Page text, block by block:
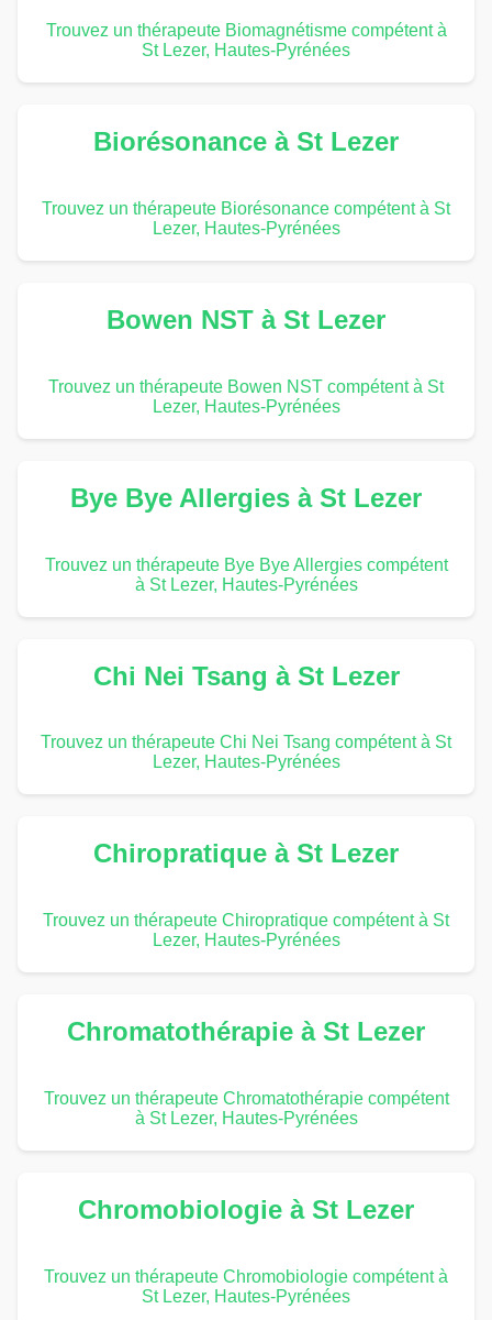
Trouvez un thérapeute Biomagnétisme compétent à
St Lezer, Hautes-Pyrénées
Biorésonance à St Lezer
Trouvez un thérapeute Biorésonance compétent à St
Lezer, Hautes-Pyrénées
Bowen NST à St Lezer
Trouvez un thérapeute Bowen NST compétent à St
Lezer, Hautes-Pyrénées
Bye Bye Allergies à St Lezer
Trouvez un thérapeute Bye Bye Allergies compétent
à St Lezer, Hautes-Pyrénées
Chi Nei Tsang à St Lezer
Trouvez un thérapeute Chi Nei Tsang compétent à St
Lezer, Hautes-Pyrénées
Chiropratique à St Lezer
Trouvez un thérapeute Chiropratique compétent à St
Lezer, Hautes-Pyrénées
Chromatothérapie à St Lezer
Trouvez un thérapeute Chromatothérapie compétent
à St Lezer, Hautes-Pyrénées
Chromobiologie à St Lezer
Trouvez un thérapeute Chromobiologie compétent à
St Lezer, Hautes-Pyrénées